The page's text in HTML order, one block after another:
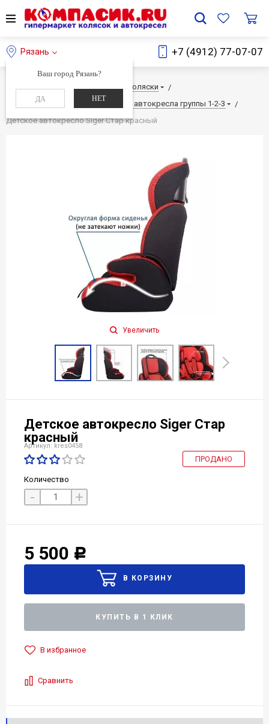
Рязань
Ваш город Рязань?
ДА НЕТ
+7 (4912) 77-07-07
Главная Каталог
Детские коляски
Детские автокресла
Детские автокресла группы 1-2-3
Детское автокресло Siger Стар красный
Увеличить
Детское автокресло Siger Стар
красный
Артикул: kres0458
ПРОДАНО
Количество
- +
5 500 Р
КУПИТЬ В 1 КЛИК
В избранное
Сравнить